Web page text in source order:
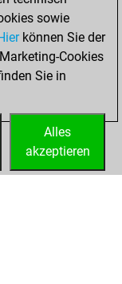
sowie
können Sie der
Cookies
Sie in
Alles
akzeptieren